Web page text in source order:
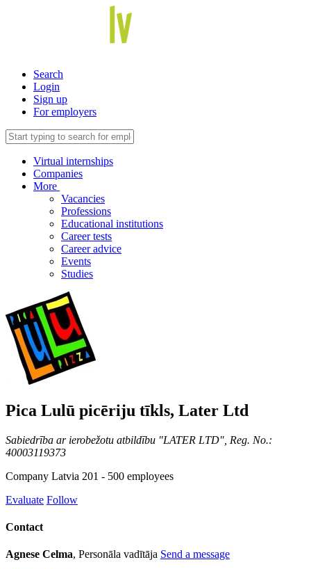
Search
Login
Sign up
For employers
Virtual internships
Companies
More
Vacancies
Professions
Educational institutions
Career tests
Career advice
Events
Studies
Pica Lulū picēriju tīkls, Later Ltd
Sabiedrība ar ierobežotu atbildību "LATER LTD", Reg. No.:
40003119373
Company Latvia 201 - 500 employees
Evaluate Follow
Contact
Agnese Celma, Personāla vadītāja Send a message